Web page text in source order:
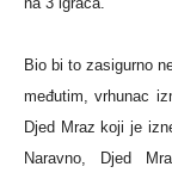
Bio bi to zasigurno
međutim, vrhunac
Djed Mraz koji je
Naravno, Djed